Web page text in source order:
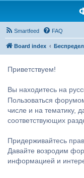
Smartfeed FAQ
Board index Беспредел
Приветствуем!
Вы находитесь на
Пользоваться
числе и на тематику,
соответствующих
Придерживайтесь
Давайте возродим
информацией и